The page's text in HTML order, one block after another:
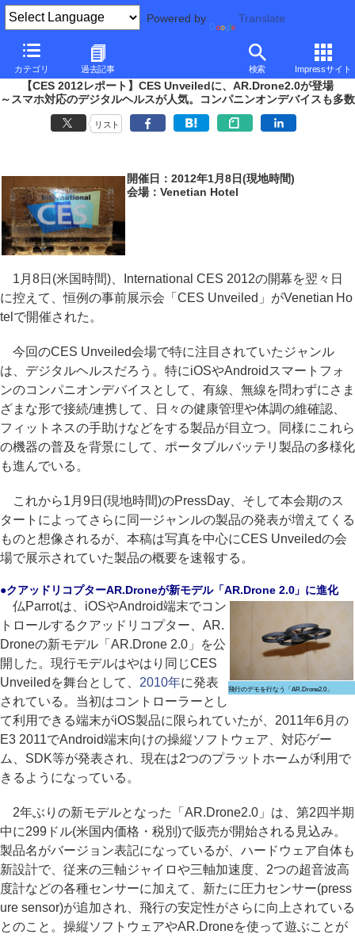
Powered by Translate
カテゴリ 過去記事 検索 Impressサイト
PC Watch イベント
【CES 2012レポート】CES Unveiledに、AR.Drone2.0が登場
～スマホ対応のデジタルヘルスが人気。コンパニンオンデバイスも多数
リスト
開催日：2012年1月8日(現地時間)
会場：Venetian Hotel
1月8日(米国時間)、International CES 2012の開幕を翌々日
に控えて、恒例の事前展示会「CES Unveiled」がVenetian Ho
telで開催された。
今回のCES Unveiled会場で特に注目されていたジャンル
は、デジタルヘルスだろう。特にiOSやAndroidスマートフォ
ンのコンパニオンデバイスとして、有線、無線を問わずにさま
ざまな形で接続/連携して、日々の健康管理や体調の維確認、
フィットネスの手助けなどをする製品が目立つ。同様にこれら
の機器の普及を背景にして、ポータブルバッテリ製品の多様化
も進んでいる。
これから1月9日(現地時間)のPressDay、そして本会期のス
タートによってさらに同一ジャンルの製品の発表が増えてくる
ものと想像されるが、本稿は写真を中心にCES Unveiledの会
場で展示されていた製品の概要を速報する。
●クアッドリコプターAR.Droneが新モデル「AR.Drone 2.0」に進化
飛行のデモを行なう「AR.Drone2.0」
仏Parrotは、iOSやAndroid端末でコン
トロールするクアッドリコプター、AR.
Droneの新モデル「AR.Drone 2.0」を公
開した。現行モデルはやはり同じCES
Unveiledを舞台として、 2010年に発表
されている。当初はコントローラーとし
て利用できる端末がiOS製品に限られていたが、2011年6月の
E3 2011でAndroid端末向けの操縦ソフトウェア、対応ゲー
ム、SDK等が発表され、現在は2つのプラットホームが利用で
きるようになっている。
2年ぶりの新モデルとなった「AR.Drone2.0」は、第2四半期
中に299ドル(米国内価格・税別)で販売が開始される見込み。
製品名がバージョン表記になっているが、ハードウェア自体も
新設計で、従来の三軸ジャイロや三軸加速度、2つの超音波高
度計などの各種センサーに加えて、新たに圧力センサー(press
ure sensor)が追加され、飛行の安定性がさらに向上されている
とのこと。操縦ソフトウェアやAR.Droneを使って遊ぶことが